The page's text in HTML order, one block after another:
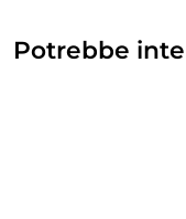
Potrebbe